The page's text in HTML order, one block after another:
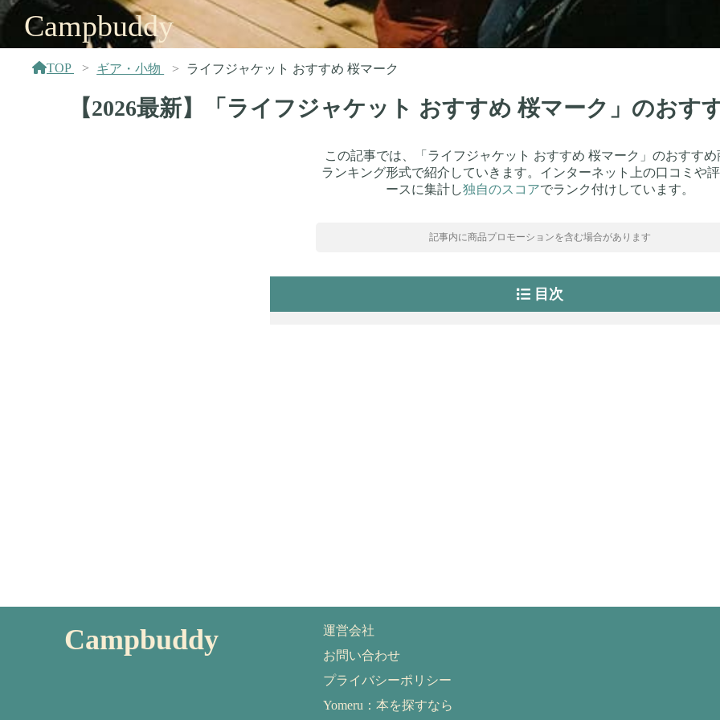
Campbuddy
TOP ギア・小物 ライフジャケット おすすめ 桜マーク
【2026最新】「ライフジャケット おすすめ 桜マーク」のおす
この記事では、「ライフジャケット おすすめ 桜マーク」のおすすめ
ランキング形式で紹介していきます。インターネット上の口コミや
ースに集計し独自のスコアでランク付けしています。
記事内に商品プロモーションを含む場合があります
目次
Campbuddy
運営会社
お問い合わせ
プライバシーポリシー
Yomeru：本を探すなら